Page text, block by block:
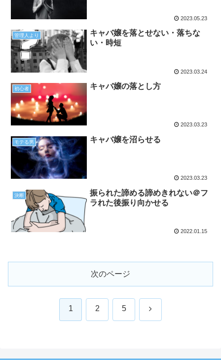
2023.05.23
管理人より
キャバ嬢を落とせない・落ちな
い・時短
2023.03.24
初心者 キャバ嬢の落とし方
2023.03.23
モテる男 キャバ嬢を沼らせる
2023.03.23
決断
振られた諦める諦めきれない＠フ
ラれた後振り向かせる
2022.01.15
次のページ
1 2 5 次